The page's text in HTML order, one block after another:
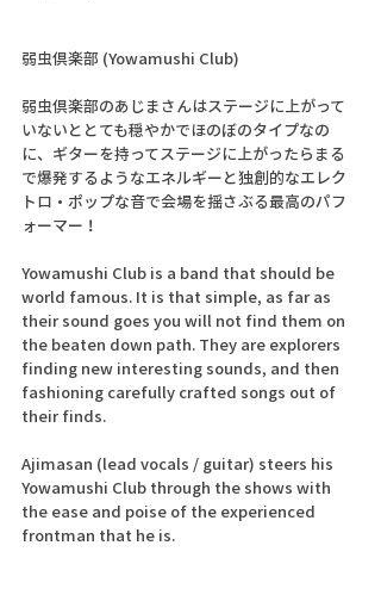
弱虫倶楽部 (Yowamushi Club)
弱虫倶楽部のあじまさんはステージに上がって
いないととても穏やかでほのぼのタイプなの
に、ギターを持ってステージに上がったらまる
で爆発するようなエネルギーと独創的なエレク
トロ・ポップな音で会場を揺さぶる最高のパフ
ォーマー！
Yowamushi Club is a band that should be
world famous. It is that simple, as far as
their sound goes you will not find them on
the beaten down path. They are explorers
finding new interesting sounds, and then
fashioning carefully crafted songs out of
their finds.
Ajimasan (lead vocals / guitar) steers his
Yowamushi Club through the shows with
the ease and poise of the experienced
frontman that he is.